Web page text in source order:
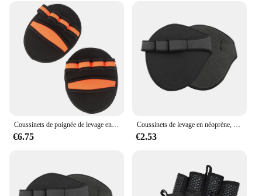
aesthetics; it's about performance. The weights and
bars are engineered to provide stability and support,
allowing you to push your limits without
compromising on safety. The design is thoughtfully
considered to reduce the risk of injury, making it an
ideal choice for both personal and commercial use.
With the availability of wholesale and vendor
options, this equipment set is not only accessible
but also an excellent choice for those looking to
offer high-quality calisthenics equipment to their
clients or customers. Coussinets de poignée de levage en néoprène, 1 paire de gants d'entraînement d'haltérophilie, coussinets de levage de puissance, gants de gymnastique pour hommes et femmes
€6.75
Coussinets de levage en néoprène, gants d'entraînement de gymnastique, WePackage, Calisnatale Ics Powerlifting, Fitness Sports, protège-mains, 2 pièces
€2.53